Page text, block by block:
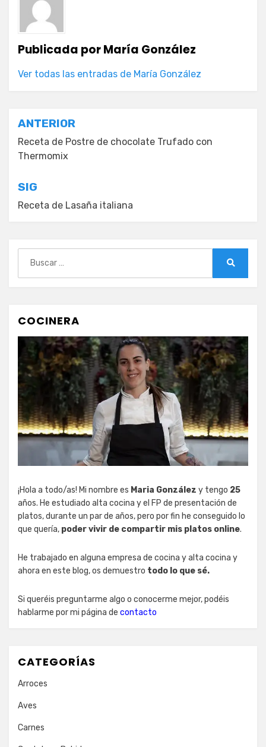
Publicada porMaría González
Ver todas las entradas de María González
Navegación
de
entradas
ANTERIOR
Receta de Postre de chocolate Trufado con
Thermomix
SIG
Receta de Lasaña italiana
COCINERA
¡Hola a todo/as! Mi nombre es Maria González y tengo 25
años. He estudiado alta cocina y el FP de presentación de
platos, durante un par de años, pero por fin he conseguido lo
que quería, poder vivir de compartir mis platos online.
He trabajado en alguna empresa de cocina y alta cocina y
ahora en este blog, os demuestro todo lo que sé.
Si queréis preguntarme algo o conocerme mejor, podéis
hablarme por mi página de contacto
CATEGORÍAS
Arroces
Aves
Carnes